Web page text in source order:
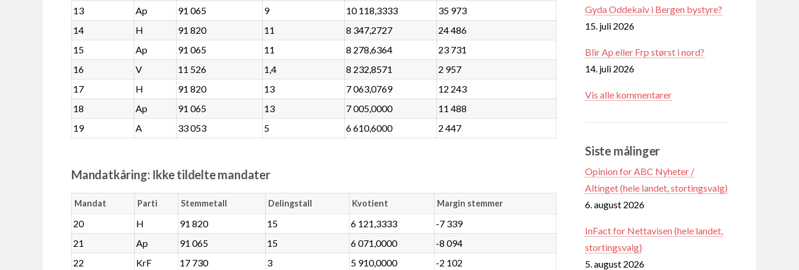
13
Ap 91 065 9 10 118,3333
35 973
14
H 91 820 11 8 347,2727
24 486
15
Ap 91 065 11 8 278,6364
23 731
16
V 11 526 1,4 8 232,8571
2 957
17
H 91 820 13 7 063,0769
12 243
18
Ap 91 065 13 7 005,0000
11 488
19
A 33 053 5 6 610,6000 2 447
Mandatkåring: Ikke tildelte mandater
Mandat Parti Stemmetall Delingstall Kvotient Margin stemmer
20 H 91 820 15 6 121,3333
-7 339
21
Ap 91 065 15 6 071,0000
-8 094
22
KrF 17 730 3 5 910,0000
-2 102
Gyda Oddekalv i Bergen bystyre?
15. juli 2026
Blir Ap eller Frp størst i nord?
14. juli 2026
Vis alle kommentarer
Siste målinger
Opinion for ABC Nyheter /
Altinget (hele landet, stortingsvalg)
6. august 2026
InFact for Nettavisen (hele landet,
stortingsvalg)
5. august 2026